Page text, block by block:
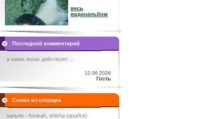
весь
видеоальбом
Последний комментарий
в каких играх действуют ...
12.06.2026
Гость
Слово из словаря
кальян - hookah, shisha (арабск)